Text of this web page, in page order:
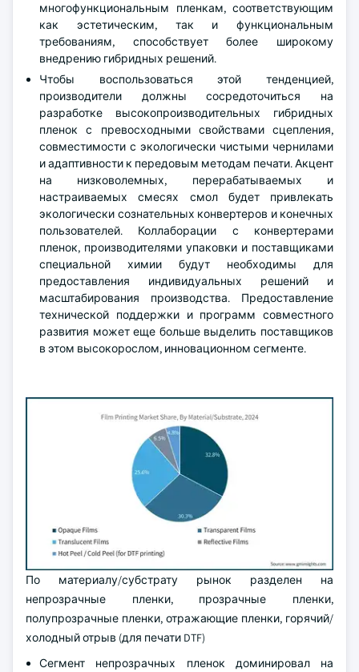
многофункциональным пленкам, соответствующим
как эстетическим, так и функциональным
требованиям, способствует более широкому
внедрению гибридных решений.
Чтобы воспользоваться этой тенденцией,
производители должны сосредоточиться на
разработке высокопроизводительных гибридных
пленок с превосходными свойствами сцепления,
совместимости с экологически чистыми чернилами
и адаптивности к передовым методам печати. Акцент
на низковолемных, перерабатываемых и
настраиваемых смесях смол будет привлекать
экологически сознательных конвертеров и конечных
пользователей. Коллаборации с конвертерами
пленок, производителями упаковки и поставщиками
специальной химии будут необходимы для
предоставления индивидуальных решений и
масштабирования производства. Предоставление
технической поддержки и программ совместного
развития может еще больше выделить поставщиков
в этом высокорослом, инновационном сегменте.
По материалу/субстрату рынок разделен на
непрозрачные пленки, прозрачные пленки,
полупрозрачные пленки, отражающие пленки, горячий/
холодный отрыв (для печати DTF)
Сегмент непрозрачных пленок доминировал на